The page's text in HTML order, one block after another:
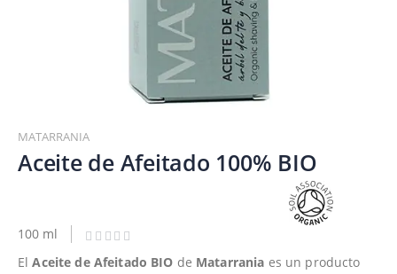
al
comienzo
de
de
MATARRANIA
Aceite de Afeitado 100% BIO
100 ml
ElAceite de Afeitado BIO de Matarrania es un producto